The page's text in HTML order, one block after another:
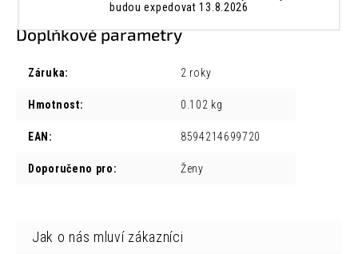
budou expedovat 13.8.2026
Doplňkové parametry
Záruka: 2 roky
Hmotnost: 0.102 kg
EAN : 8594214699720
Doporučeno pro: Ženy